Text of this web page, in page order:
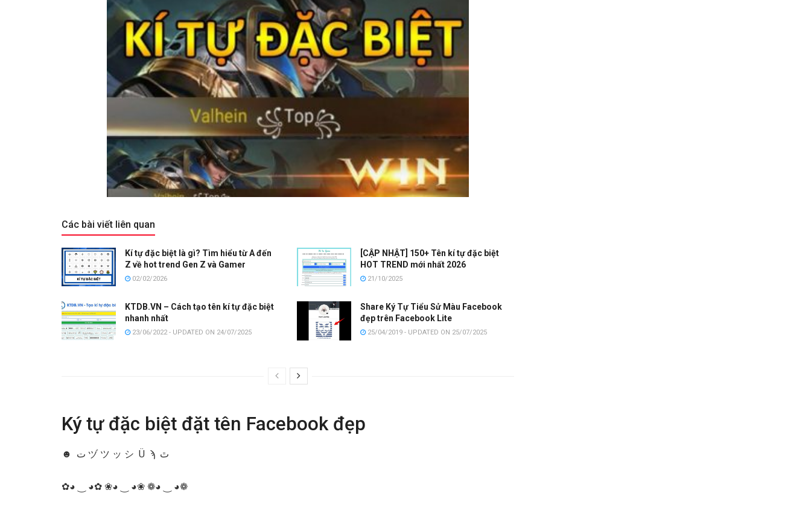
Các bài viết liên quan
Kí tự đặc biệt là gì? Tìm hiểu từ A đến
Z về hot trend Gen Z và Gamer
02/02/2026
[CẬP NHẬT] 150+ Tên kí tự đặc biệt
HOT TREND mới nhất 2026
21/10/2025
KTDB.VN – Cách tạo tên kí tự đặc biệt
nhanh nhất
23/06/2022 - UPDATED ON 24/07/2025
Share Ký Tự Tiểu Sử Màu Facebook
đẹp trên Facebook Lite
25/04/2019 - UPDATED ON 25/07/2025
Ký tự đặc biệt đặt tên Facebook đẹp
☻ ت ヅ ツ ッ シ Ü ϡ ﭢ
✿◕ ‿ ◕✿ ❀◕ ‿ ◕❀ ❁◕ ‿ ◕❁